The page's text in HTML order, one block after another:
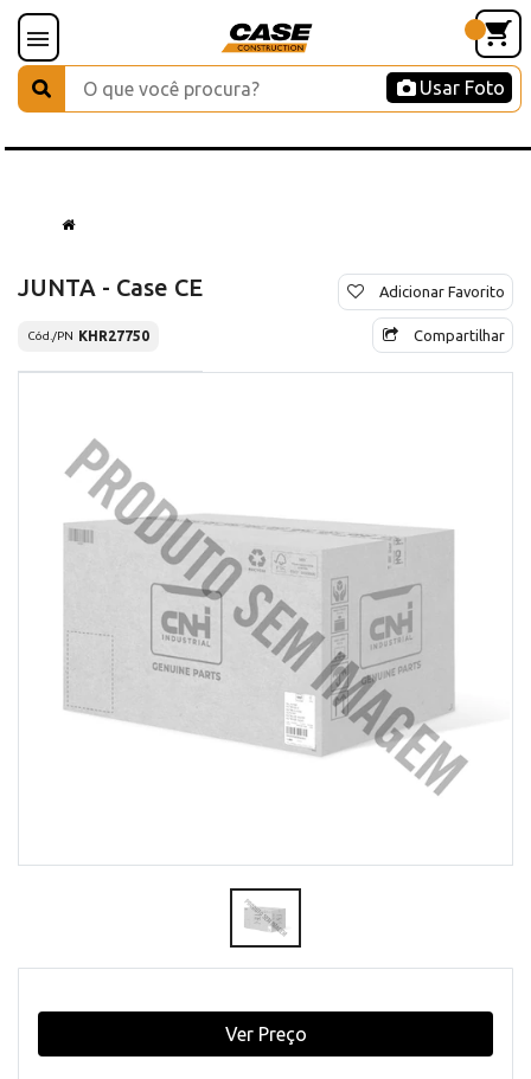
Usar Foto
JUNTA - Case CE
Cód./PN KHR27750
Adicionar Favorito
Compartilhar
Ver Preço